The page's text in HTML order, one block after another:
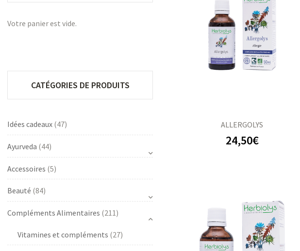
ALLERGOLYS
24,50€
Votre panier est vide.
CATÉGORIES DE PRODUITS
Idées cadeaux (47)
Ayurveda (44)
Accessoires (5)
Beauté (84)
Compléments Alimentaires (211)
Vitamines et compléments (27)